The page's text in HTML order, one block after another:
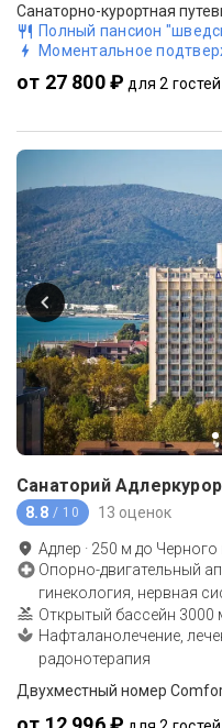
Санаторно-курортная
Полный пансион
Моментальное
от 27 800 ₽ для 2 гостей
Санаторий
8.8 / 10 13 оценок
Адлер · 250 м до
Опорно-двигательный
гинекология, нервная
Открытый бассейн 3000
Нафталанолечение,
радонотерапия
Двухместный номер